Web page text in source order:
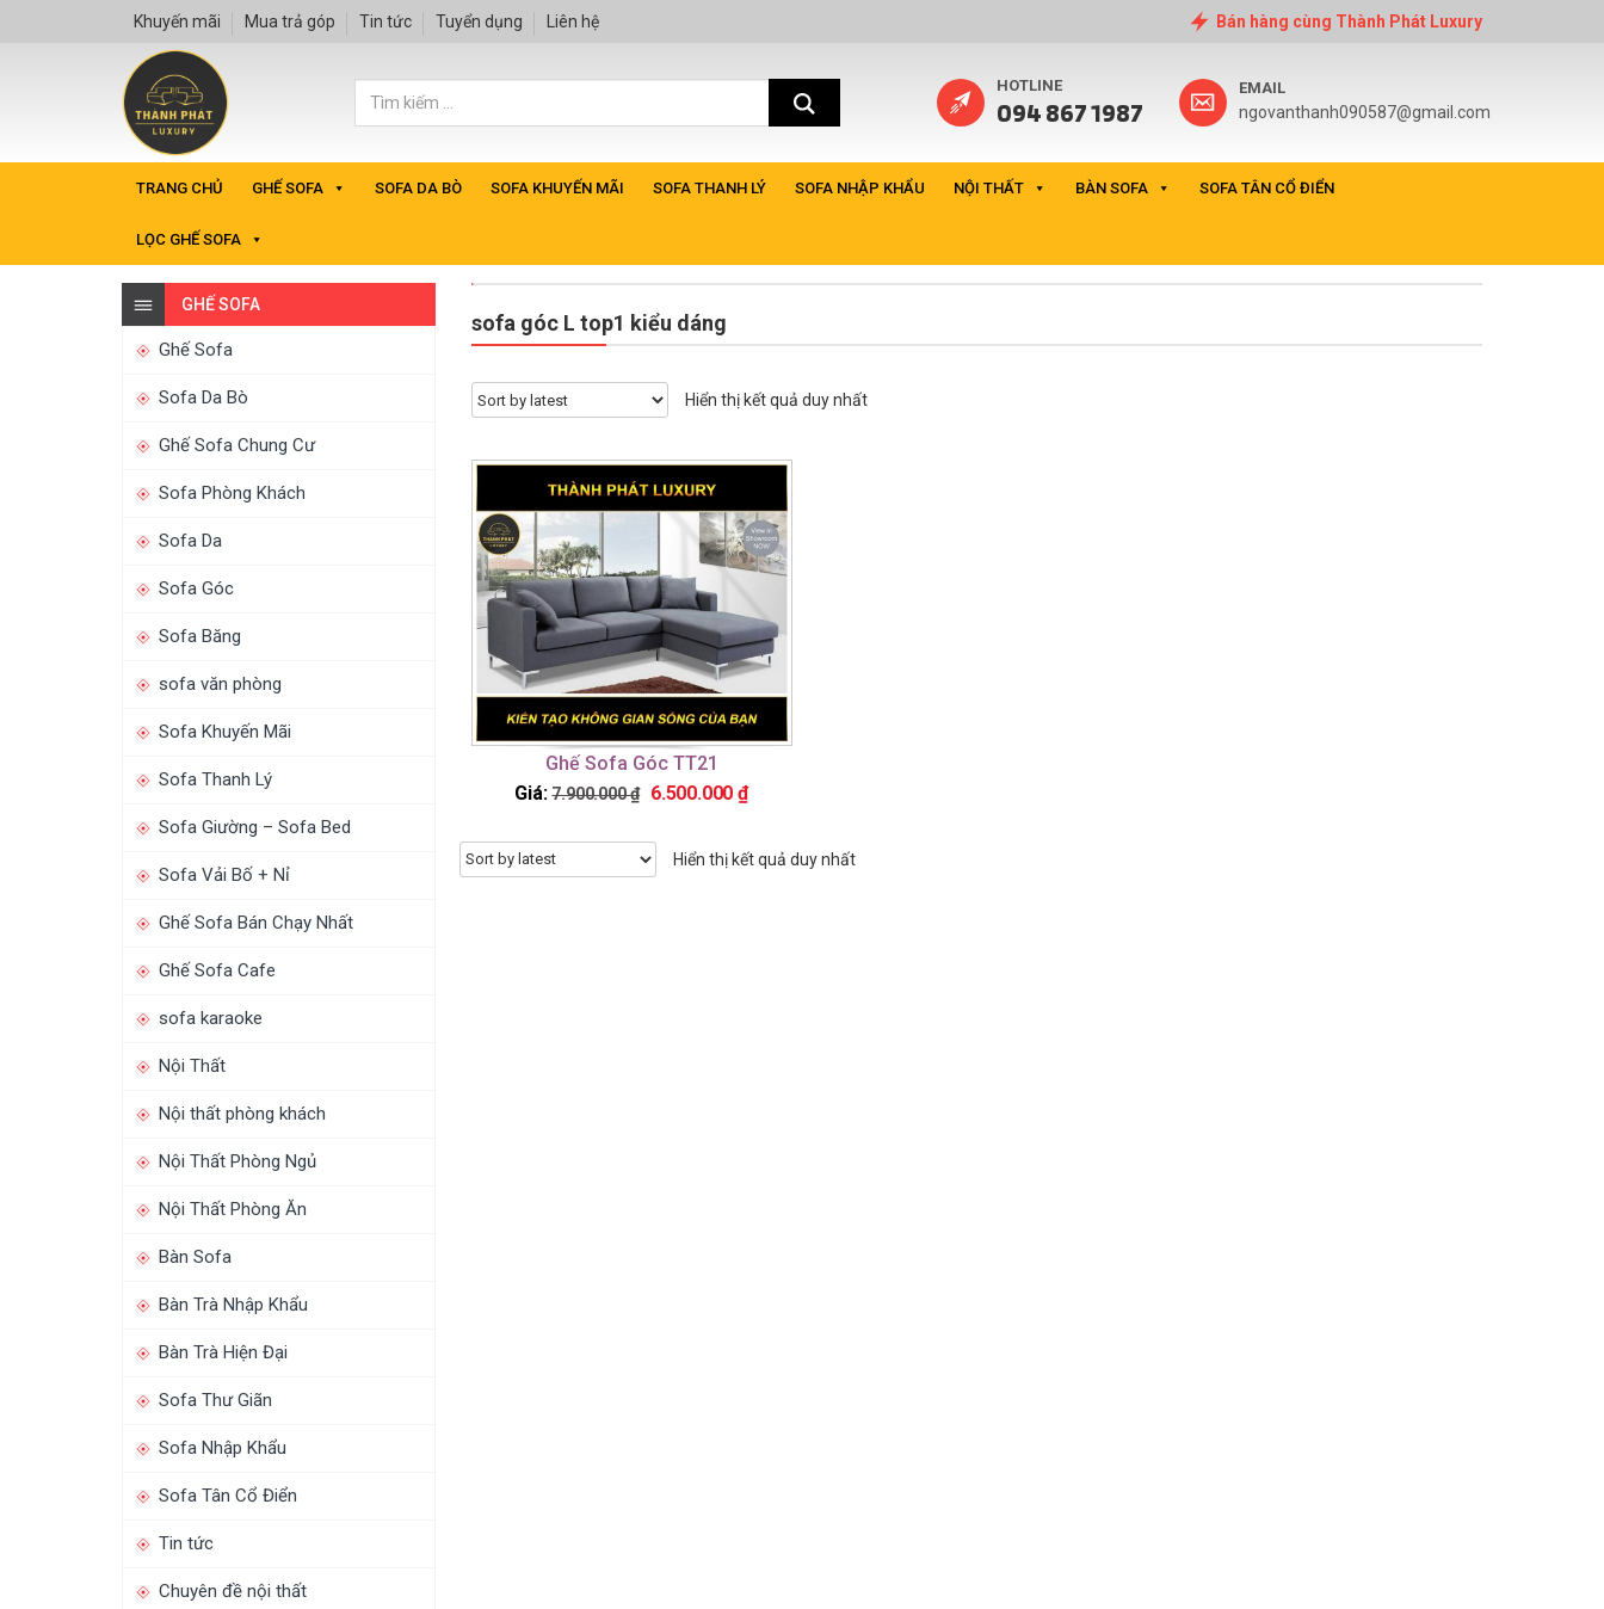
Khuyến mãi Mua trả góp Tin tức Tuyển dụng Liên hệ Bán hàng cùng Thành Phát Luxury
HOTLINE
094 867 1987
EMAIL
ngovanthanh090587@gmail.com
TRANG CHỦ GHẾ SOFA SOFA DA BÒ SOFA KHUYẾN MÃI SOFA THANH LÝ SOFA NHẬP KHẨU NỘI THẤT BÀN SOFA SOFA TÂN CỔ ĐIỂN
LỌC GHẾ SOFA
GHẾ SOFA
Ghế Sofa
Sofa Da Bò
Ghế Sofa Chung Cư
Sofa Phòng Khách
Sofa Da
Sofa Góc
Sofa Băng
sofa văn phòng
Sofa Khuyến Mãi
Sofa Thanh Lý
Sofa Giường – Sofa Bed
Sofa Vải Bố + Nỉ
Ghế Sofa Bán Chạy Nhất
Ghế Sofa Cafe
sofa karaoke
Nội Thất
Nội thất phòng khách
Nội Thất Phòng Ngủ
Nội Thất Phòng Ăn
Bàn Sofa
Bàn Trà Nhập Khẩu
Bàn Trà Hiện Đại
Sofa Thư Giãn
Sofa Nhập Khẩu
Sofa Tân Cổ Điển
Tin tức
Chuyên đề nội thất
sofa góc L top1 kiểu dáng
Hiển thị kết quả duy nhất
Ghế Sofa Góc TT21
Giá: 7.900.000₫ 6.500.000 ₫
Hiển thị kết quả duy nhất